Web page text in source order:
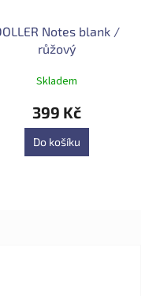
Notes blank /
růžový
Průměrné
hodnocení
produktu
je
5,0
z
Skladem
399 Kč
Do košíku
5 hvězdiček.